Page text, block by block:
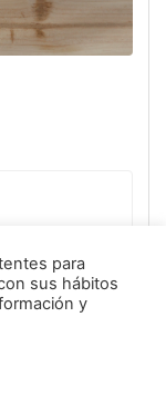
para
sus hábitos
y